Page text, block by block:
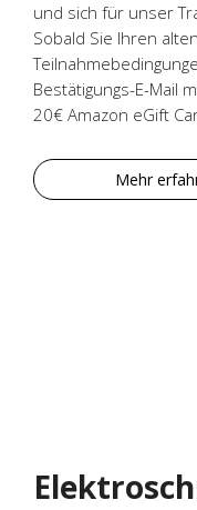
und sich für unser
Sobald Sie Ihren
Bestätigungs-E-Mail
20€ Amazon eGift
Mehr